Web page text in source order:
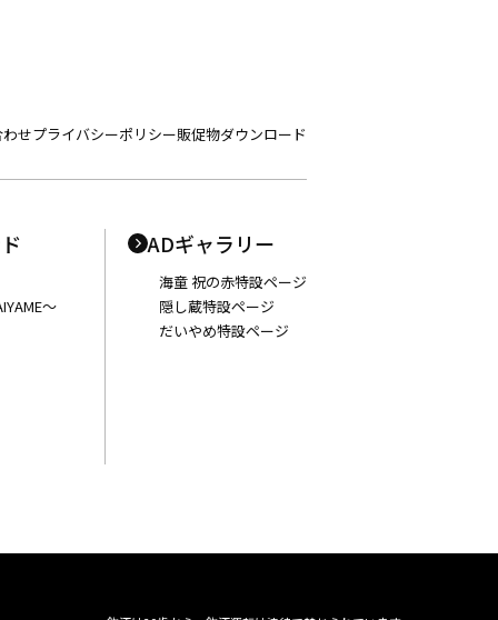
せプライバシーポリシー販促物ダウンロード
〜
ADギャラリー
海童 祝の赤特設ページ
隠し蔵特設ページ
だいやめ特設ページ